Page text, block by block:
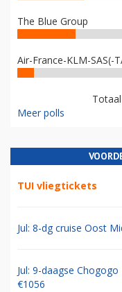
The Blue Group
Air-France-KLM-SAS(-
Meer polls
TUI vliegtickets
Jul: 8-dg cruise Oost
Jul: 9-daagse
€1056